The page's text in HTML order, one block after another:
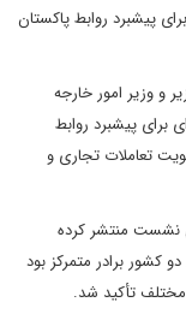
پیشبرد روابط پاکستان
و وزیر امور خارجه
برای پیشبرد روابط
تعاملات تجاری و
نشست منتشر کرده
کشور برادر متمرکز بود
تأکید شد.